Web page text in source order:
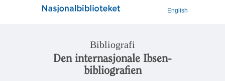
English
Bibliografi
Den internasjonale Ibsen-
bibliografien